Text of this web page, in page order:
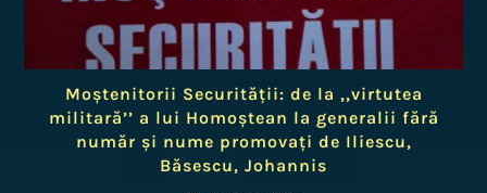
Moștenitorii Securității: de la ,,virtutea
militară’’ a lui Homoștean la generalii fără
număr și nume promovați de Iliescu,
Băsescu, Johannis